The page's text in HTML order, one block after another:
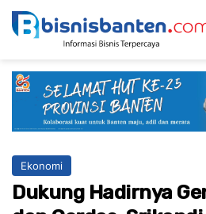
Ekonomi
Dukung Hadirnya